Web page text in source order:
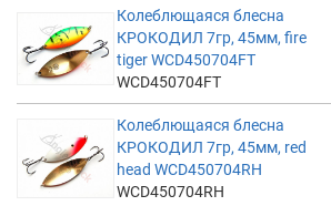
Колеблющаяся блесна
КРОКОДИЛ 7гр, 45мм, fire
tiger WCD450704FT
WCD450704FT
Колеблющаяся блесна
КРОКОДИЛ 7гр, 45мм, red
head WCD450704RH
WCD450704RH